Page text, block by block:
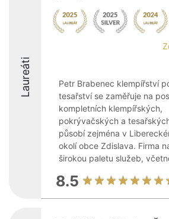
Laureáti
Petr Brabenec klempířství
tesařství se zaměřuje na
kompletních klempířských,
pokrývačských a
působí zejména v
okolí obce Zdislava. Firma
širokou paletu služeb,
8.5